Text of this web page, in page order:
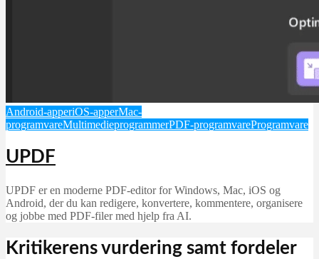
Android-apperiOS-apperMac-
programvareMultimedieprogrammerPDF-programvareProgramvare
UPDF
UPDF er en moderne PDF-editor for Windows, Mac, iOS og
Android, der du kan redigere, konvertere, kommentere, organisere
og jobbe med PDF-filer med hjelp fra AI.
Kritikerens vurdering samt fordeler